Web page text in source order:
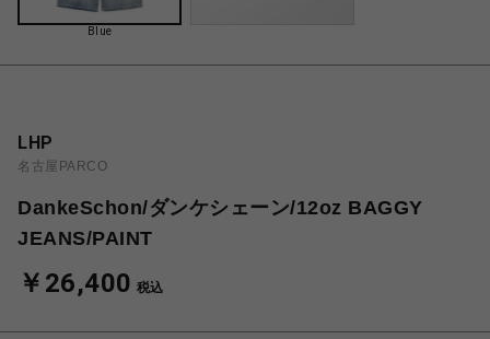
Blue
LHP
名古屋PARCO
DankeSchon/ダンケシェーン/12oz BAGGY
JEANS/PAINT
￥26,400 税込